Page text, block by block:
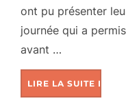
ont pu présenter
journée qui a
avant …
LIRE LA SUITE DE